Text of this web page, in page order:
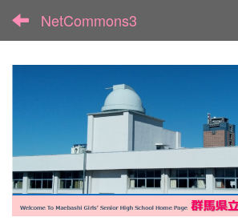
NetCommons3